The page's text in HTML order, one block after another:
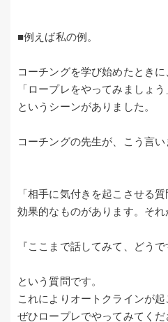
■例えば私の例。
コーチングを学び始めたときに
「ロープレをやってみましょう
というシーンがありました。
コーチングの先生が、こう言い
「相手に気付きを起こさせる
効果的なものがあります。それ
『ここまで話してみて、どうで
という質問です。
これによりオートクラインが
ぜひロープレでやってみてくだ